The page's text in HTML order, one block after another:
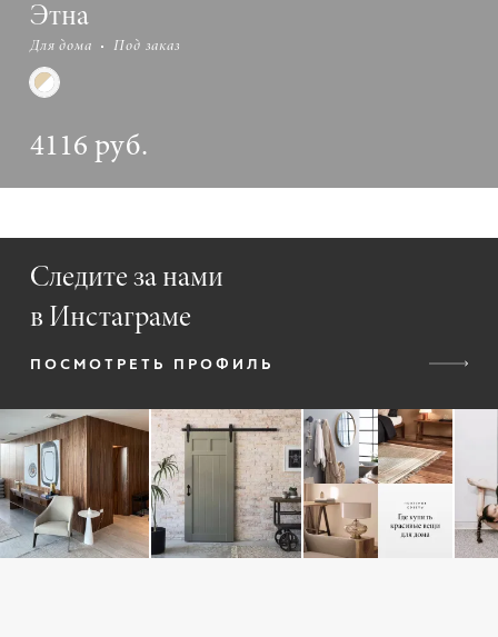
Этна
Для дома Под заказ
4116 руб.
Следите за нами
в Инстаграме
ПОСМОТРЕТЬ ПРОФИЛЬ